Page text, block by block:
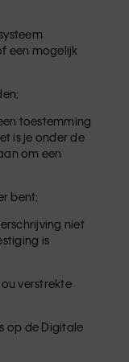
een mogelijk
toestemming
is je onder de
om een
bent;
niet
is
verstrekte
op de Digitale